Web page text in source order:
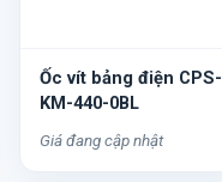
Ốc vít bảng điện CPS-
KM-440-0BL
Giá đang cập nhật